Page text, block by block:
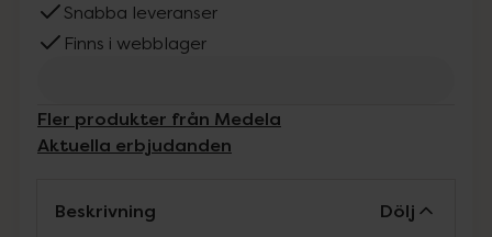
Snabba leveranser
Finns i webblager
Fler produkter från Medela
Aktuella erbjudanden
Beskrivning Dölj